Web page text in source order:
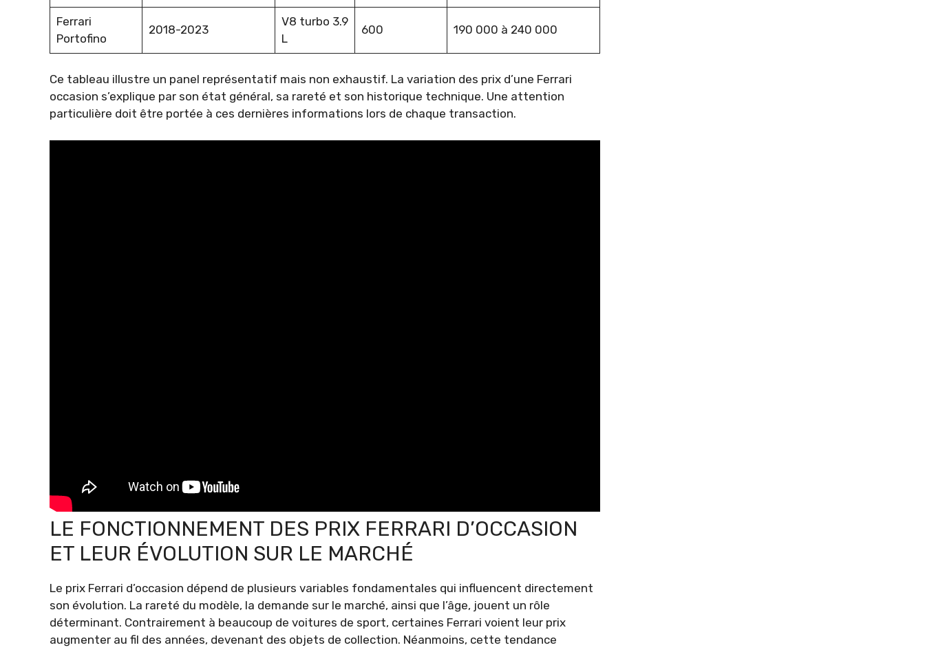
Ferrari
Portofino
2018-2023
V8 turbo 3.9
L
600 190 000 à 240 000
Ce tableau illustre un panel représentatif mais non exhaustif. La variation des prix d’une Ferrari
occasion s’explique par son état général, sa rareté et son historique technique. Une attention
particulière doit être portée à ces dernières informations lors de chaque transaction.
LE FONCTIONNEMENT DES PRIX FERRARI D’OCCASION
ET LEUR ÉVOLUTION SUR LE MARCHÉ
Le prix Ferrari d’occasion dépend de plusieurs variables fondamentales qui influencent directement
son évolution. La rareté du modèle, la demande sur le marché, ainsi que l’âge, jouent un rôle
déterminant. Contrairement à beaucoup de voitures de sport, certaines Ferrari voient leur prix
augmenter au fil des années, devenant des objets de collection. Néanmoins, cette tendance